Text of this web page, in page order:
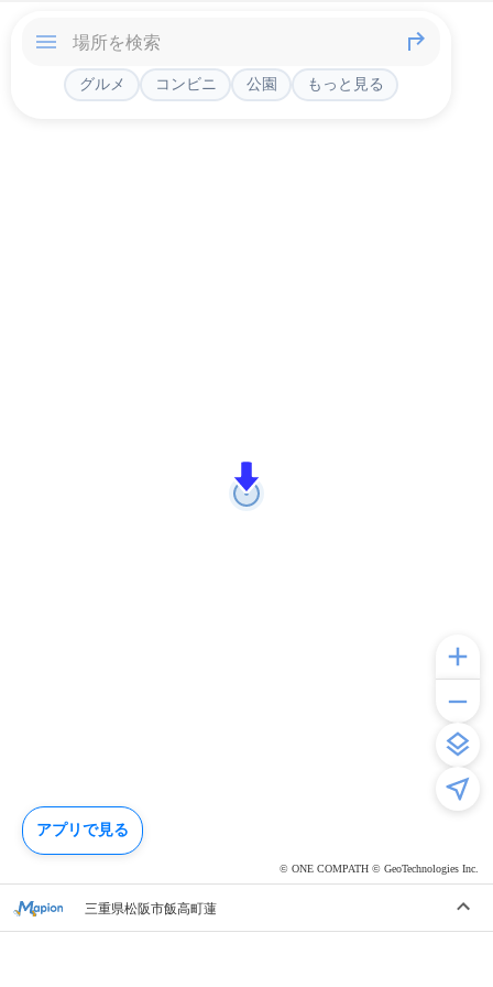
© ONE COMPATH © GeoTechnologies Inc.
グルメ コンビニ 公園 もっと見る
三重県松阪市飯高町蓮
アプリで見る